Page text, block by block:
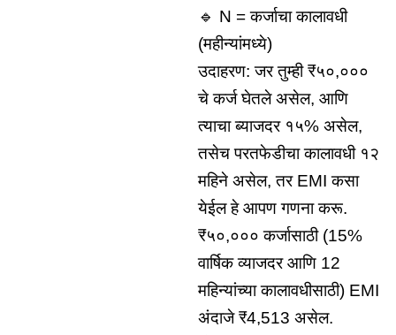
🔹 N = कर्जाचा कालावधी
(महीन्यांमध्ये)
उदाहरण: जर तुम्ही ₹५०,०००
चे कर्ज घेतले असेल, आणि
त्याचा ब्याजदर १५% असेल,
तसेच परतफेडीचा कालावधी १२
महिने असेल, तर EMI कसा
येईल हे आपण गणना करू.
₹५०,००० कर्जासाठी (15%
वार्षिक व्याजदर आणि 12
महिन्यांच्या कालावधीसाठी) EMI
अंदाजे ₹4,513 असेल.